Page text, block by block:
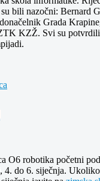
bili nazočni: Bernard
Grada
KZŽ. Svi su potvrdili
robotika početni
do 6. siječnja.